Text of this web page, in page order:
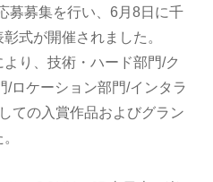
募募集を行い、6月8日に千
式が開催されました。
り、技術・ハード部門/ク
/ロケーション部門/インタラ
ての入賞作品およびグラン